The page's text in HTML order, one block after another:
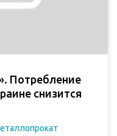
Потребление
снизится